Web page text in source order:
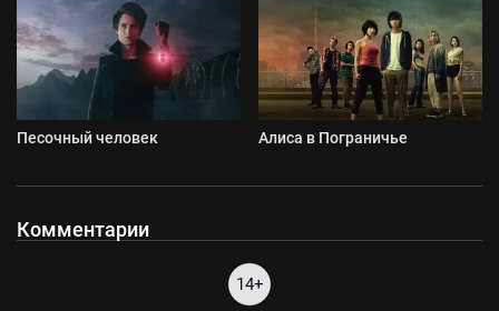
Песочный человек Алиса в Пограничье
Комментарии
14+